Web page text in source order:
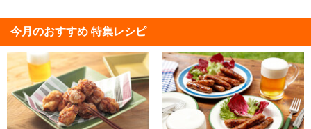
今月のおすすめ 特集レシピ